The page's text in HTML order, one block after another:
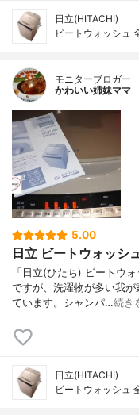
日立(HITACHI)
ビートウォッシュ
モニターブロガー
かわいい姉妹ママ
5.00
日立 ビートウォッシ
「日立(ひたち) ビートウ
ですが、洗濯物が多い我
ています。シャンパ…続き
日立(HITACHI)
ビートウォッシュ